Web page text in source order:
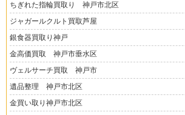
ちぎれた指輪買取り 神戸市北区
ジャガールクルト買取芦屋
銀食器買取り神戸
金高価買取 神戸市垂水区
ヴェルサーチ買取 神戸市
遺品整理 神戸市北区
金買い取り神戸市北区